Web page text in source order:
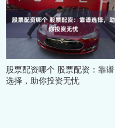
股票配资哪个 股票配资：靠谱
选择，助你投资无忧